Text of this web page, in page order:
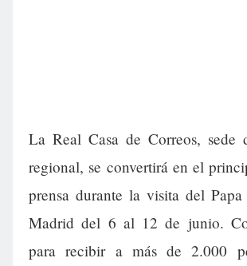
La Real Casa de Correos, sede
regional, se convertirá en el
prensa durante la visita del
Madrid del 6 al 12 de junio.
para recibir a más de 2.000